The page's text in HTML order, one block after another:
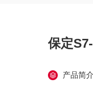
保定
产品简介